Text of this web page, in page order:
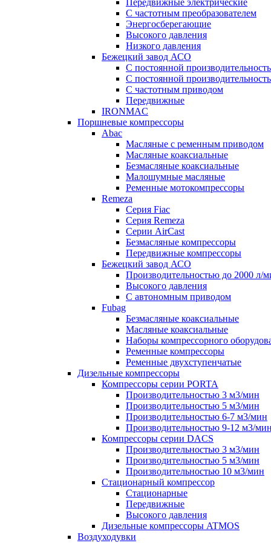
Передвижные электрические
С частотным преобразователем
Энергосберегающие
Высокого давления
Низкого давления
Бежецкий завод АСО
C постоянной
C постоянной
С частотным приводом
Передвижные
IRONMAC
Поршневые компрессоры
Abac
Масляные с ременным приводом
Маcляные коаксиальные
Безмаcляные коаксиальные
Малошумные масляные
Ременные мотокомпрессоры
Remeza
Серия Fiac
Серия Remeza
Серии AirCast
Безмасляные компрессоры
Передвижные компрессоры
Бежецкий завод АСО
Производительностью до 2000 л/
Высокого давления
С автономным приводом
Fubag
Безмасляные коаксиальные
Маcляные коаксиальные
Наборы компрессорного
Ременные компрессоры
Ременные двухступенчатые
Дизельные компрессоры
Компрессоры серии PORTA
Производительностью 3 м3/мин
Производительностью 5 м3/мин
Производительностью 6-7 м3/мин
Производительностью 9-12 м3/мин
Компрессоры серии DACS
Производительностью 3 м3/мин
Производительностью 5 м3/мин
Производительностью 10 м3/мин
Стационарный компрессор
Стационарные
Передвижные
Высокого давления
Дизельные компрессоры ATMOS
Воздуходувки